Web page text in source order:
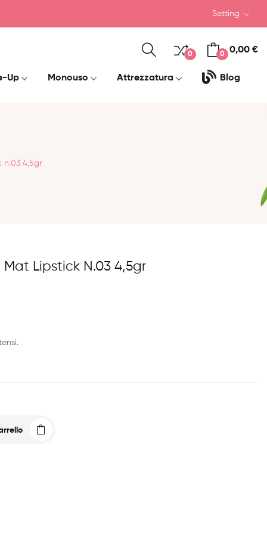
Setting
0 0,00 €
0
Up Monouso Attrezzatura Blog
n.03 4,5gr
Lipstick N.03 4,5gr